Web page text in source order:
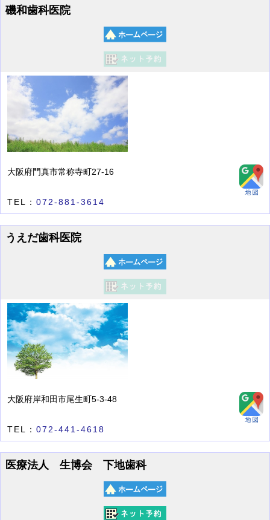
磯和歯科医院
大阪府門真市常称寺町27-16
TEL： 072-881-3614
うえだ歯科医院
大阪府岸和田市尾生町5-3-48
TEL： 072-441-4618
医療法人 生博会 下地歯科